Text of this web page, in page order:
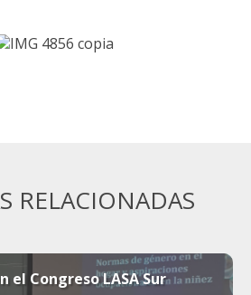
RELACIONADAS
el Congreso LASA Sur